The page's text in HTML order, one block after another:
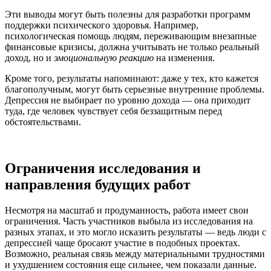
Эти выводы могут быть полезны для разработки программ
поддержки психического здоровья. Например,
психологическая помощь людям, переживающим внезапные
финансовые кризисы, должна учитывать не только реальный
доход, но и эмоциональную реакцию на изменения.
Кроме того, результаты напоминают: даже у тех, кто кажется
благополучным, могут быть серьезные внутренние проблемы.
Депрессия не выбирает по уровню дохода — она приходит
туда, где человек чувствует себя беззащитным перед
обстоятельствами.
Ограничения исследования и
направления будущих работ
Несмотря на масштаб и продуманность, работа имеет свои
ограничения. Часть участников выбыла из исследования на
разных этапах, и это могло исказить результаты — ведь люди с
депрессией чаще бросают участие в подобных проектах.
Возможно, реальная связь между материальными трудностями
и ухудшением состояния еще сильнее, чем показали данные.